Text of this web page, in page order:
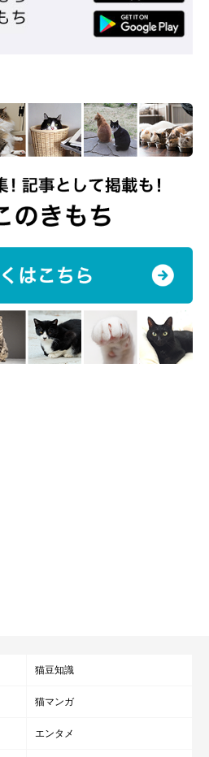
ートヘアのムッシュくん。ロボット
用意してあげることで、猫は今より
先生（獣医師 獣医行動診療科認定
年2月号『ずっと一緒にいるため
願い♥ 飼い主さん、あのね』
猫豆知識
猫マンガ
エンタメ